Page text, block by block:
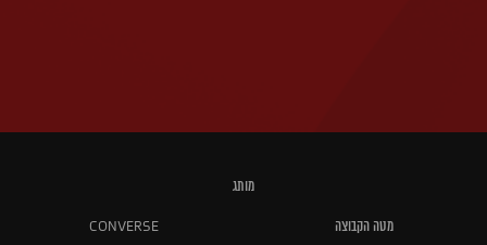
מותג
מטה הקבוצה CONVERSE